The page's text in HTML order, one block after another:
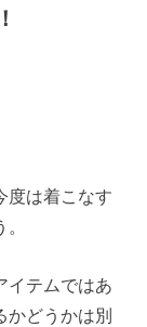
度は着こなす
イテムではあ
かどうかは別